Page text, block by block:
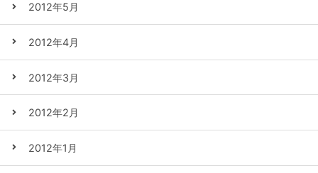
2012年5月
2012年4月
2012年3月
2012年2月
2012年1月